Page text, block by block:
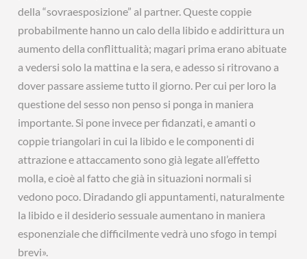
della “sovraesposizione” al partner. Queste coppie
probabilmente hanno un calo della libido e addirittura un
aumento della conflittualità; magari prima erano abituate
a vedersi solo la mattina e la sera, e adesso si ritrovano a
dover passare assieme tutto il giorno. Per cui per loro la
questione del sesso non penso si ponga in maniera
importante. Si pone invece per fidanzati, e amanti o
coppie triangolari in cui la libido e le componenti di
attrazione e attaccamento sono già legate all’effetto
molla, e cioè al fatto che già in situazioni normali si
vedono poco. Diradando gli appuntamenti, naturalmente
la libido e il desiderio sessuale aumentano in maniera
esponenziale che difficilmente vedrà uno sfogo in tempi
brevi».